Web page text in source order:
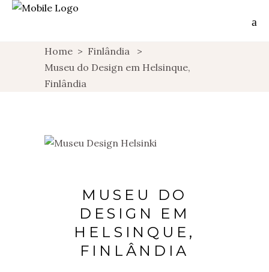
Home > Finlândia
>
Museu do Design em Helsinque,
Finlândia
MUSEU DO
DESIGN EM
HELSINQUE,
FINLÂNDIA